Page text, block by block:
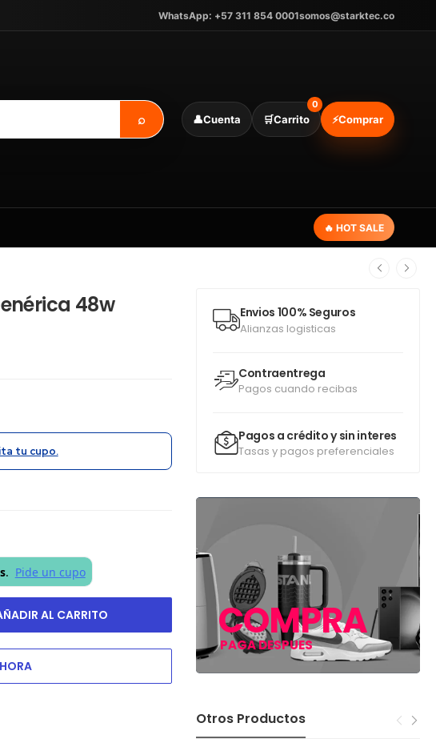
WhatsApp: +57 311 854 0001somos@starktec.co
⌕ 👤Cuenta 🛒Carrito
0
⚡Comprar
🔥 HOT SALE
Envios 100% Seguros
Alianzas logisticas
Contraentrega
Pagos cuando recibas
Pagos a crédito y sin interes
Tasas y pagos preferenciales
COMPRA
PAGA DESPUES
Otros Productos
48w
tu cupo.
AL CARRITO